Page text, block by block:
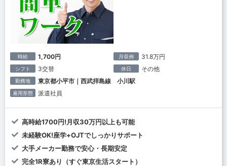
時給 1,700円 月収例 31.8万円
シフト 3交替 休日 その他
勤務地 東京都小平市｜西武拝島線 小川駅
雇用形態 派遣社員
高時給1700円!月収30万円以上も可能
未経験OK!座学+OJTでしっかりサポート
大手メーカー勤務で安心・長期安定
完全1R寮あり（すぐ東京生活スタート）